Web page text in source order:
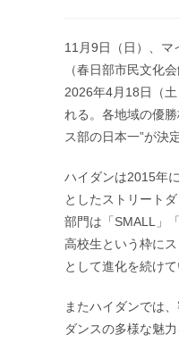
日:
11月9日（日）、マ
（春日部市民文化
2026年4月18日（
れる。各地域の優
ス部の日本一”が決
ハイダンは2015年
としたストリート
部門は「SMALL」
高校生という枠に
として進化を続けて
またハイダンでは
ダンスの多様な魅